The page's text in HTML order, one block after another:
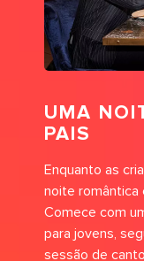
UMA
PAIS
Enquanto as
noite romântica
Comece com
para jovens,
sessão de